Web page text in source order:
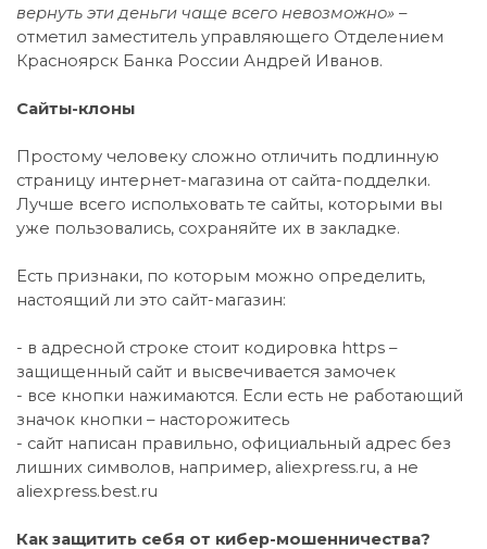
вернуть эти деньги чаще всего невозможно» –
отметил заместитель управляющего Отделением
Красноярск Банка России Андрей Иванов.
Сайты-клоны
Простому человеку сложно отличить подлинную
страницу интернет-магазина от сайта-подделки.
Лучше всего испольховать те сайты, которыми вы
уже пользовались, сохраняйте их в закладке.
Есть признаки, по которым можно определить,
настоящий ли это сайт-магазин:
- в адресной строке стоит кодировка https –
защищенный сайт и высвечивается замочек
- все кнопки нажимаются. Если есть не работающий
значок кнопки – насторожитесь
- сайт написан правильно, официальный адрес без
лишних символов, например, aliexpress.ru, а не
aliexpress.best.ru
Как защитить себя от кибер-мошенничества?